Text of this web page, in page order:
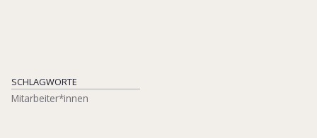
SCHLAGWORTE
Mitarbeiter*innen